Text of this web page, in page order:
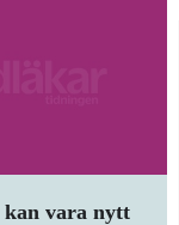
kan vara nytt